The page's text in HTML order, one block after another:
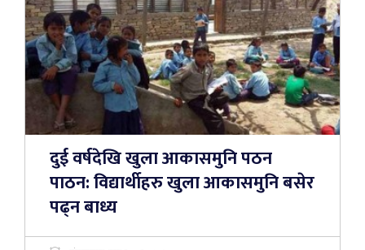
दुई वर्षदेखि खुला आकासमुनि पठन
पाठन: विद्यार्थीहरु खुला आकासमुनि बसेर
पढ्न बाध्य